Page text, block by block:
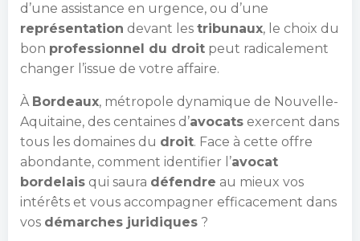
d’une assistance en urgence, ou d’une
représentation devant les tribunaux, le choix du
bon professionnel du droit peut radicalement
changer l’issue de votre affaire.
À Bordeaux, métropole dynamique de Nouvelle-
Aquitaine, des centaines d’avocats exercent dans
tous les domaines du droit. Face à cette offre
abondante, comment identifier l’avocat
bordelais qui saura défendre au mieux vos
intérêts et vous accompagner efficacement dans
vos démarches juridiques ?